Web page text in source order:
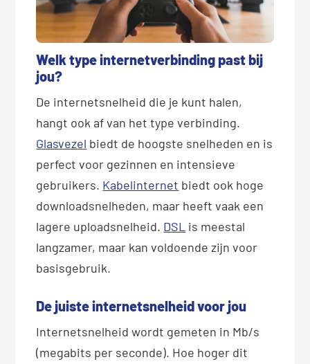
Welk type internetverbinding past bij
jou?
De internetsnelheid die je kunt halen,
hangt ook af van het type verbinding.
Glasvezel biedt de hoogste snelheden en is
perfect voor gezinnen en intensieve
gebruikers. Kabelinternet biedt ook hoge
downloadsnelheden, maar heeft vaak een
lagere uploadsnelheid. DSL is meestal
langzamer, maar kan voldoende zijn voor
basisgebruik.
De juiste internetsnelheid voor jou
Internetsnelheid wordt gemeten in Mb/s
(megabits per seconde). Hoe hoger dit